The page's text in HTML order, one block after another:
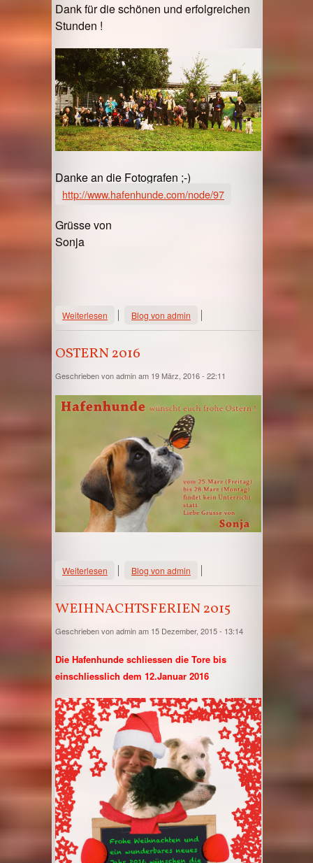
Dank für die schönen und erfolgreichen
Stunden !
Danke an die Fotografen ;-)
http://www.hafenhunde.com/node/97
Grüsse von
Sonja
Weiterlesen über Agility Turnier 2016
Blog von admin
OSTERN 2016
Geschrieben vonadminam 19 März, 2016 - 22:11
Weiterlesen über Ostern 2016
Blog von admin
WEIHNACHTSFERIEN 2015
Geschrieben vonadminam 15 Dezember, 2015 - 13:14
Die Hafenhunde schliessen die Tore bis
einschliesslich dem 12.Januar 2016